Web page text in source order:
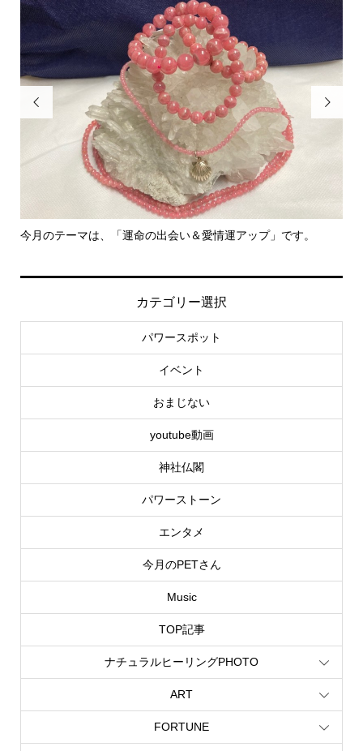

今月のテーマは、「運命の出会い＆愛情運アップ」です。

カテゴリー選択
パワースポット
イベント
おまじない
youtube動画
神社仏閣
パワーストーン
エンタメ
今月のPETさん
Music
TOP記事
ナチュラルヒーリングPHOTO
ART
FORTUNE